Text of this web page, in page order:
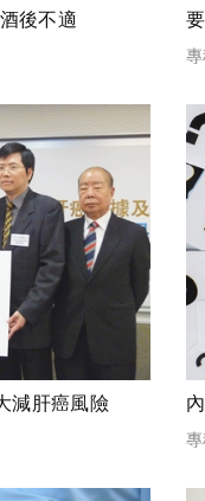
後不適
減肝癌風險